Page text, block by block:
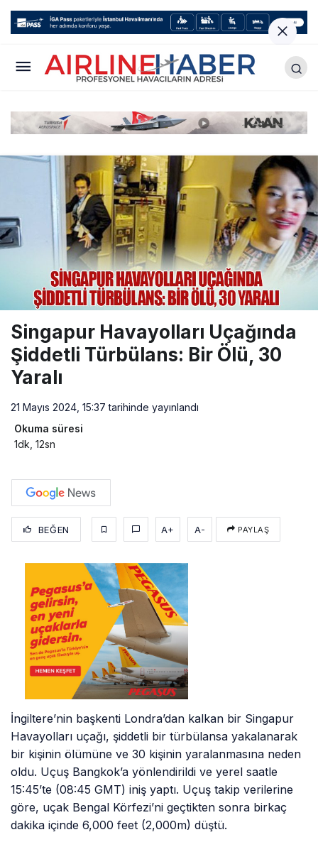
Singapur Havayolları Uçağında
Şiddetli Türbülans: Bir Ölü, 30
Yaralı
21 Mayıs 2024, 15:37 tarihinde yayınlandı
Okuma süresi
1dk, 12sn
BEĞEN A+ A- PAYLAŞ
İngiltere’nin başkenti Londra’dan kalkan bir Singapur
Havayolları uçağı, şiddetli bir türbülansa yakalanarak
bir kişinin ölümüne ve 30 kişinin yaralanmasına neden
oldu. Uçuş Bangkok’a yönlendirildi ve yerel saatle
15:45’te (08:45 GMT) iniş yaptı. Uçuş takip verilerine
göre, uçak Bengal Körfezi’ni geçtikten sonra birkaç
dakika içinde 6,000 feet (2,000m) düştü.